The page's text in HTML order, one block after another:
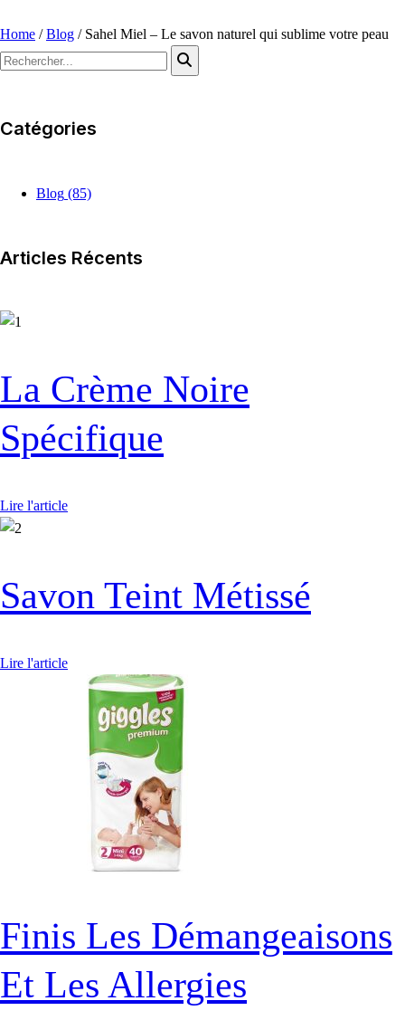
Home /Blog / Sahel Miel – Le savon naturel qui sublime votre peau
Catégories
Blog (85)
Articles Récents
La Crème Noire
Spécifique
Lire l'article
Savon Teint Métissé
Lire l'article
Finis Les Démangeaisons
Et Les Allergies